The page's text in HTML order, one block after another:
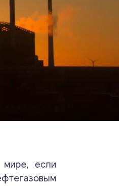
мире, если